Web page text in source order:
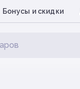
Бонусы и скидки